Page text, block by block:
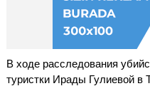
В ходе расследования
туристки Ирады Гулиевой